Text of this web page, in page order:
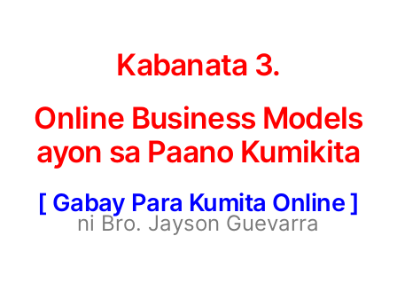
Kabanata 3.
Online Business Models
ayon sa Paano Kumikita
[ Gabay Para Kumita Online ]
ni Bro. Jayson Guevarra